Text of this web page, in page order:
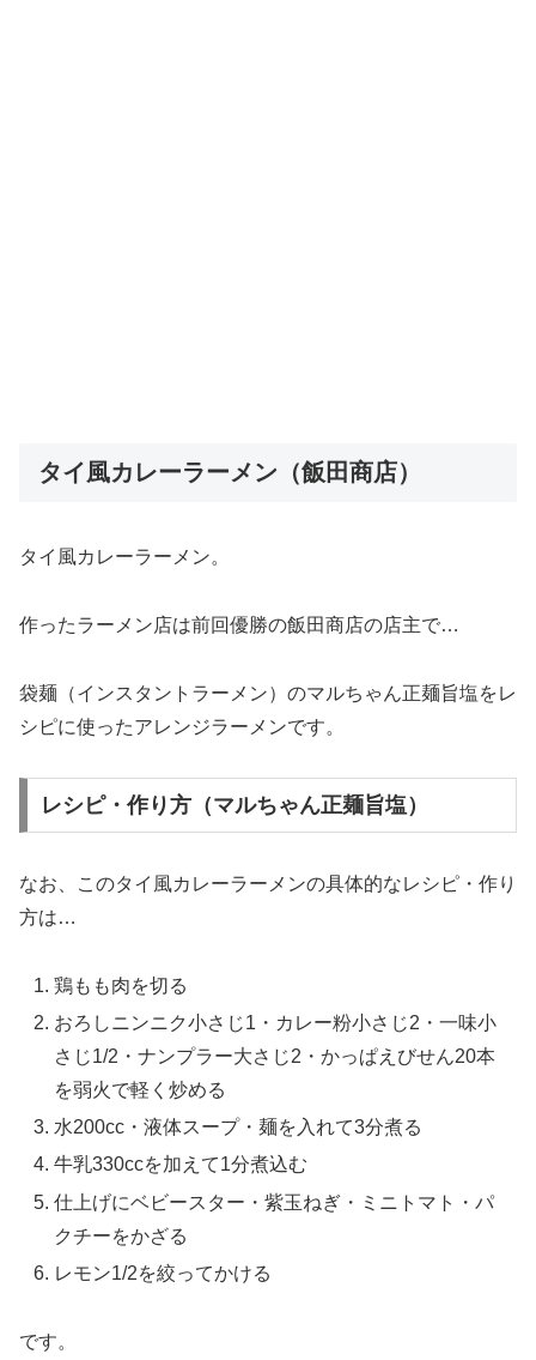
タイ風カレーラーメン（飯田商店）
タイ風カレーラーメン。
作ったラーメン店は前回優勝の飯田商店の店主で…
袋麺（インスタントラーメン）のマルちゃん正麺旨塩をレ
シピに使ったアレンジラーメンです。
レシピ・作り方（マルちゃん正麺旨塩）
なお、このタイ風カレーラーメンの具体的なレシピ・作り
方は…
鶏もも肉を切る
おろしニンニク小さじ1・カレー粉小さじ2・一味小
さじ1/2・ナンプラー大さじ2・かっぱえびせん20本
を弱火で軽く炒める
水200cc・液体スープ・麺を入れて3分煮る
牛乳330ccを加えて1分煮込む
仕上げにベビースター・紫玉ねぎ・ミニトマト・パ
クチーをかざる
レモン1/2を絞ってかける
です。